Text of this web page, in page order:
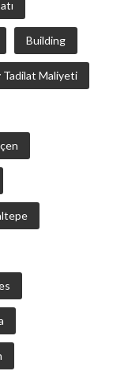
Building
Tadilat Maliyeti